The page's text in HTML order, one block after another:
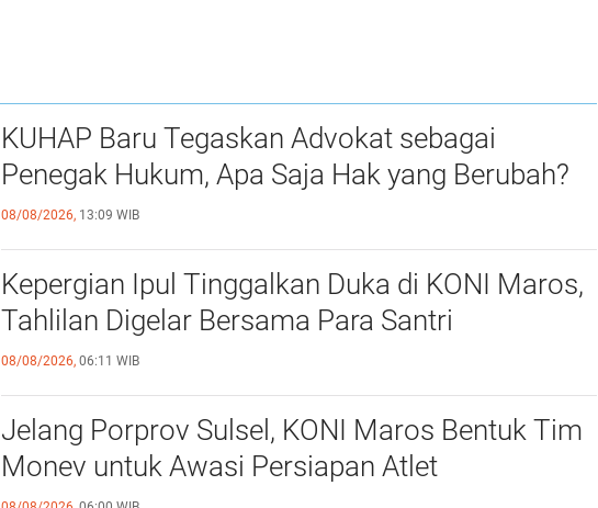
KUHAP Baru Tegaskan Advokat sebagai
Penegak Hukum, Apa Saja Hak yang Berubah?
08/08/2026, 13:09 WIB
Kepergian Ipul Tinggalkan Duka di KONI Maros,
Tahlilan Digelar Bersama Para Santri
08/08/2026, 06:11 WIB
Jelang Porprov Sulsel, KONI Maros Bentuk Tim
Monev untuk Awasi Persiapan Atlet